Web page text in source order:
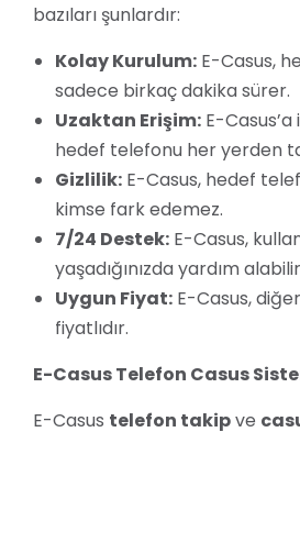
bazıları şunlardır:
Kolay Kurulum: E-Casus,
sadece birkaç dakika sürer.
Uzaktan Erişim: E-
hedef telefonu her yerden
Gizlilik: E-Casus, hedef
kimse fark edemez.
7/24 Destek: E-Casus,
yaşadığınızda yardım
Uygun Fiyat: E-Casus, diğer
fiyatlıdır.
E-Casus Telefon Casus
E-Casus telefon takipve